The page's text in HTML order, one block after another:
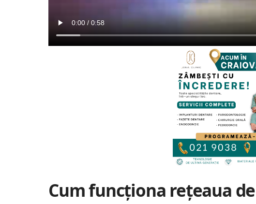
Cum funcționa rețeaua